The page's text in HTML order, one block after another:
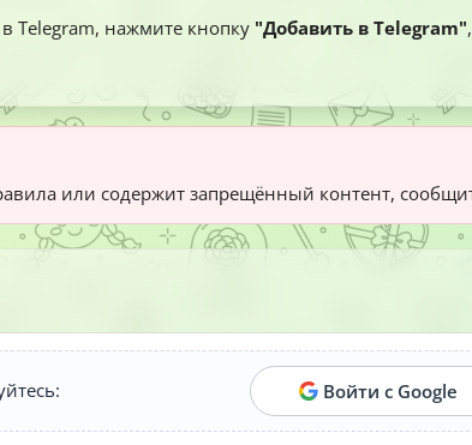
в Telegram, нажмите кнопку "Добавить в Telegram"
или содержит запрещённый контент,
Войти с Google